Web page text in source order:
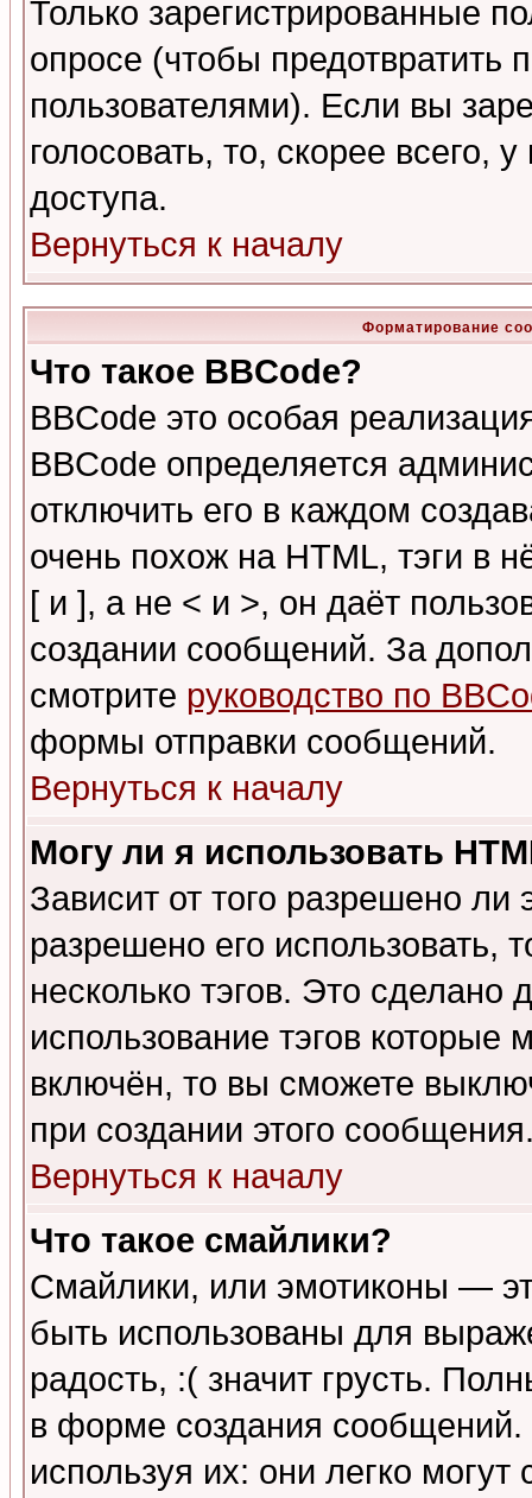
Только зарегистрированные
опросе (чтобы предотвратить
пользователями). Если вы
голосовать, то, скорее всего,
доступа.
Вернуться к началу
Форматирование
Что такое BBCode?
BBCode это особая
BBCode определяется
отключить его в каждом
очень похож на HTML, тэги в
[ и ], а не < и >, он даёт
создании сообщений. За
смотрите руководство по
формы отправки сообщений.
Вернуться к началу
Могу ли я использовать
Зависит от того разрешено
разрешено его использовать,
несколько тэгов. Это сделано
использование тэгов
включён, то вы сможете
при создании этого
Вернуться к началу
Что такое смайлики?
Смайлики, или эмотиконы —
быть использованы для
радость, :( значит грусть.
в форме создания сообщений.
используя их: они легко